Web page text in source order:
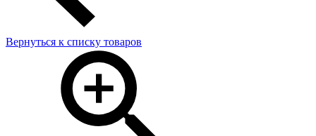
Вернуться к списку товаров